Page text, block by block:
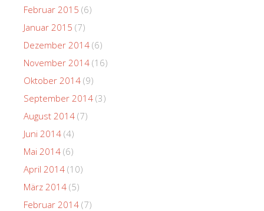
Februar 2015 (6)
Januar 2015 (7)
Dezember 2014 (6)
November 2014 (16)
Oktober 2014 (9)
September 2014 (3)
August 2014 (7)
Juni 2014 (4)
Mai 2014 (6)
April 2014 (10)
März 2014 (5)
Februar 2014 (7)